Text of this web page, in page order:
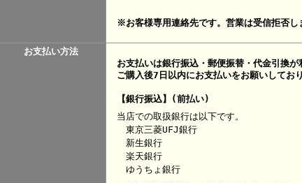
※お客様専用連絡先です。営業は受信拒否し
お支払い方法
お支払いは銀行振込・郵便振替・代金引換が
ご購入後7日以内にお支払いをお願いしており
【銀行振込】(前払い)
当店での取扱銀行は以下です。
東京三菱UFJ銀行
新生銀行
楽天銀行
ゆうちょ銀行